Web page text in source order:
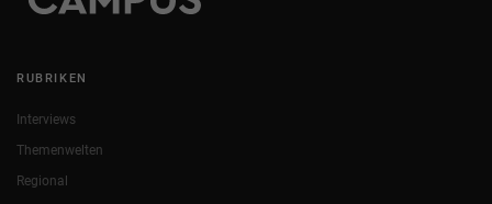
RUBRIKEN
Interviews
Themenwelten
Regional